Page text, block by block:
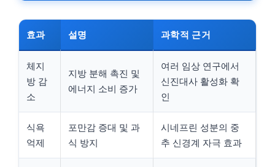
효과 설명 과학적 근거
체지
방 감
소
지방 분해 촉진 및
에너지 소비 증가
여러 임상 연구에서
신진대사 활성화 확
인
식욕
억제
포만감 증대 및 과
식 방지
시네프린 성분의 중
추 신경계 자극 효과